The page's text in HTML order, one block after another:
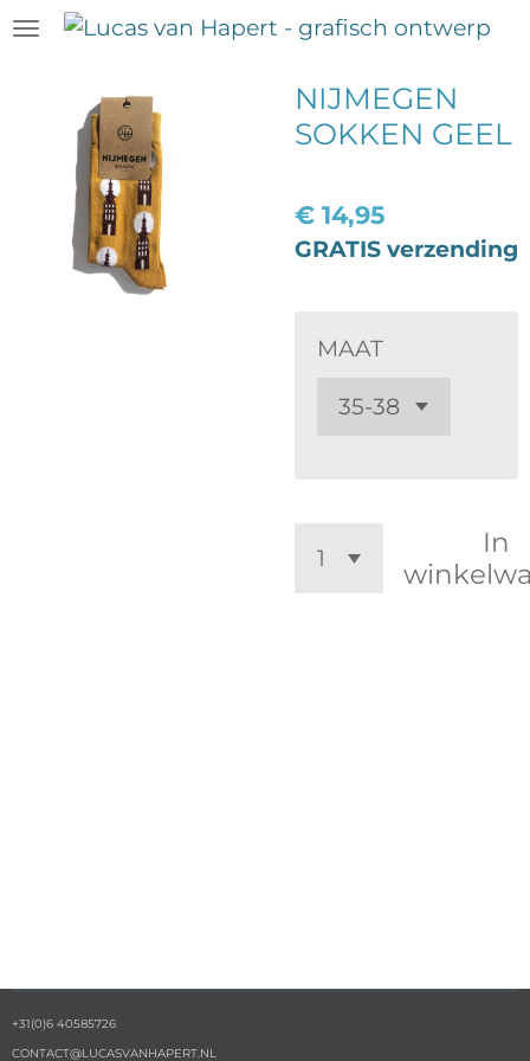
Ga
hoofdinhoud
NIJMEGEN
SOKKEN GEEL
€ 14,95
GRATIS verzending
MAAT
In
+31(0)6 40585726
CONTACT@LUCASVANHAPERT.NL